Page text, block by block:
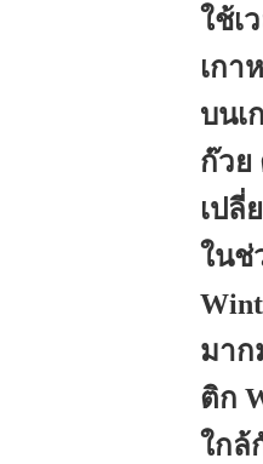
ใช้เ
เกา
บนเ
ก๊วย
เปลี่
ในช่
มาก
ติก
ใกล้